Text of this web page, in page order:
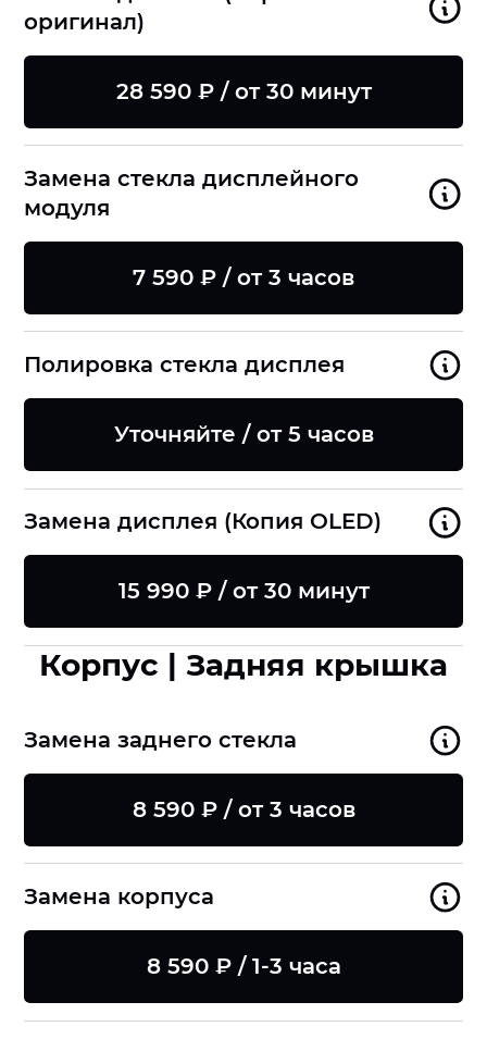
оригинал)
28 590 ₽ / от 30 минут
Замена стекла дисплейного
модуля
7 590 ₽ / от 3 часов
Полировка стекла дисплея
Уточняйте / от 5 часов
Замена дисплея (Копия OLED)
15 990 ₽ / от 30 минут
Корпус | Задняя крышка
Замена заднего стекла
8 590 ₽ / от 3 часов
Замена корпуса
8 590 ₽ / 1-3 часа